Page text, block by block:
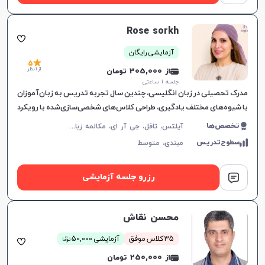
Rose sorkh
آزمایشی رایگان
از 305,000 تومان
جلسه ۱ ساعتی
5
از 1 نظر
مدرک تحصیلی در زبان انگلیسی، چندین سال تجربه تدریس به زبان‌آموزان
با شیوه‌های مختلف یادگیری، طراحی کلاس‌های شخصی‌سازی‌شده با رویکرد
تعاملی، درک عمیق از نیازهای زبانی و
تخصص‌ها آ
یلتس، تافل، جی آر ای، مکالمه زبان انگلیسی، زبان انگلیسی عمومی، گرامر زبان انگلیسی، زبان انگلیسی تجاری، زبان انگلیسی آمریکایی، زبان انگلیسی کنکور سراسری، زبان انگلیسی کنکور کاردانی، زبان انگلیسی کنکور ارشد، زبان انگلیسی کنکور دکتری، زبان انگلیسی هفتم دبیرستان، زبان انگلیسی هشتم دبیرستان، زبان انگلیسی نهم دبیرستان، زبان انگلیسی دهم دبیرستان، زبان انگلیسی یازدهم دبیرستان، زبان انگلیسی دوازدهم دبیرستان، زبان انگلیسی کودکان
سطوح‌تدریس مبتدی، متوسط
رزرو جلسه آزمایشی
محسن نقاش
35 کلاس موفق آزمایشی 50,000 توما
ن
از 250,000 تومان